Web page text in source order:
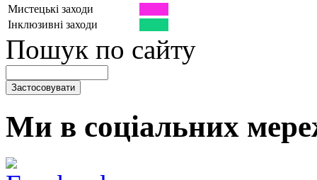
Мистецькі заходи
Інклюзивні заходи
Пошук по сайту
Ми в соціальних